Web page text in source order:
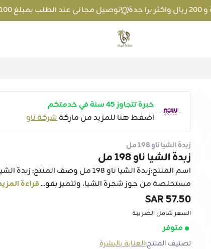
توصيل مجاني عند الطلب بمبلغ 100 ريال واكثر داخل جدة و 200 ريال واكثر برا جدة
متجر عطارة فيفا
خبرة تتجاوز 45 سنة في خدمتكم
اضغط هنا للمزيد من ماركةشركة ناو
زبدة الشيا ناو 198 مل
زبدة الشيا ناو 198 مل
مستخلصة من جوز شجرة الشيا، وتتميز بقو...قراءة
57.50 SAR
السعر شامل الضريبة
متوفر
تصنيف المنتج:العناية بالبشرة